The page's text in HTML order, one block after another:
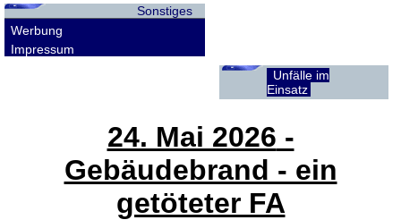
Sonstiges
Werbung
Impressum
Unfälle im
Einsatz
24. Mai 2026 -
Gebäudebrand - ein
getöteter FA